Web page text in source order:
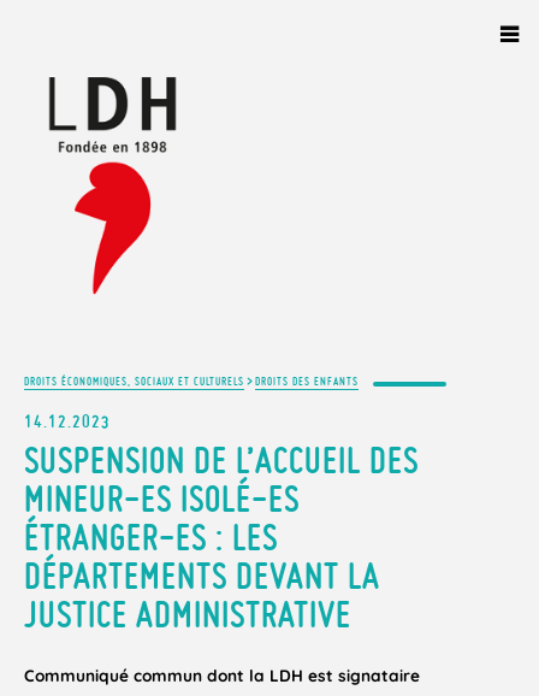
DROITS ÉCONOMIQUES, SOCIAUX ET CULTURELS >DROITS DES ENFANTS
14.12.2023
SUSPENSION DE L’ACCUEIL DES
MINEUR-ES ISOLÉ-ES
ÉTRANGER-ES : LES
DÉPARTEMENTS DEVANT LA
JUSTICE ADMINISTRATIVE
Communiqué commun dont la LDH est signataire